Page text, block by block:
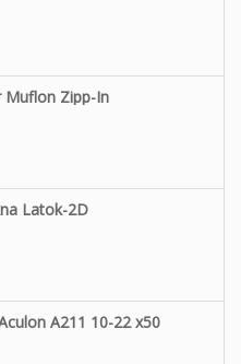
Muflon Zipp-In
Latok-2D
A211 10-22 x50